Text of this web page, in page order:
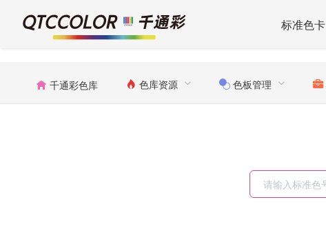
标准色卡
千通彩色库 色库资源 色板管理